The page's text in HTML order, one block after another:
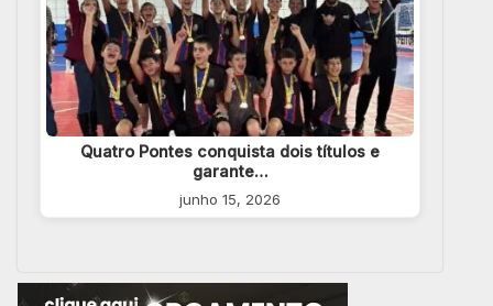
Quatro Pontes conquista dois títulos e
garante…
junho 15, 2026